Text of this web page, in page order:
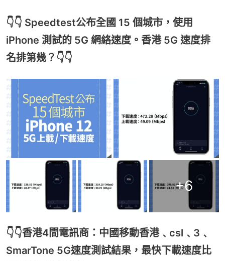
👇👇 Speedtest公布全國 15 個城市，使用
iPhone 測試的 5G 網絡速度。香港 5G 速度排
名排第幾？👇👇
+6
👇👇香港4間電訊商：中國移動香港﹑csl﹑3﹑
SmarTone 5G速度測試結果，最快下載速度比